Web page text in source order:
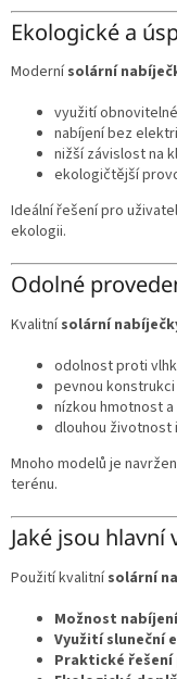
Ekologické a
Modernísolární
využití
nabíjení bez
nižší závislost na
ekologičtější
Ideální řešení pro
ekologii.
Odolné
Kvalitnísolární
odolnost proti
pevnou
nízkou hmotnost
dlouhou životnost
Mnoho modelů je
terénu.
Jaké jsou hlavní
Použití kvalitnísolární
Možnost
Využití sluneční
Praktické